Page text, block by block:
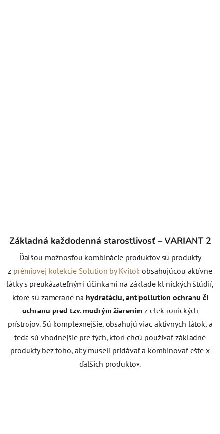
Základná každodenná starostlivosť – VARIANT 2
Ďalšou možnosťou kombinácie produktov sú produkty
z prémiovej kolekcie Solution by Kvitok obsahujúcou aktívne
látky s preukázateľnými účinkami na základe klinických štúdií,
ktoré sú zamerané na hydratáciu, antipollution ochranu či
ochranu pred tzv. modrým žiarením z elektronických
prístrojov. Sú komplexnejšie, obsahujú viac aktívnych látok, a
teda sú vhodnejšie pre tých, ktorí chcú používať základné
produkty bez toho, aby museli pridávať a kombinovať ešte x
ďalších produktov.